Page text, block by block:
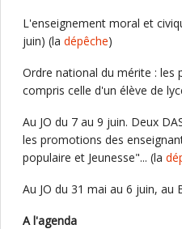
L'enseignement moral et
juin) (la dépêche)
Ordre national du mérite :
compris celle d'un élève de
Au JO du 7 au 9 juin. Deux
les promotions des
populaire et Jeunesse"... (la
Au JO du 31 mai au 6 juin, au
A l'agenda